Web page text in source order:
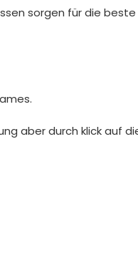
sorgen für die
aber durch klick auf